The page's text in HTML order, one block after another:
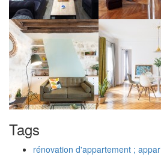
Tags
rénovation d'appartement ; appar